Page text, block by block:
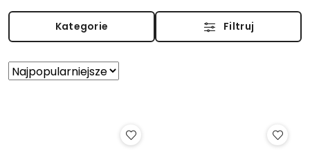
Kategorie Filtruj
Zastosowano
sortowanie:
Sortuj
według